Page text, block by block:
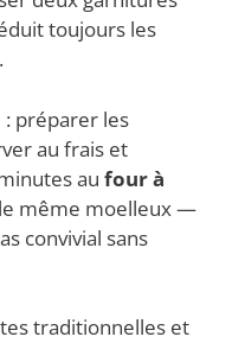
toujours les
préparer les
au frais et
au four à
même moelleux —
convivial sans
traditionnelles et